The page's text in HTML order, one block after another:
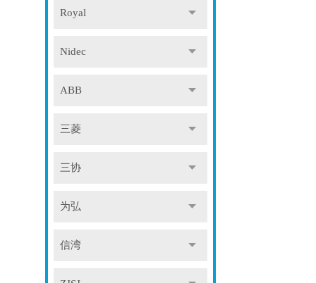
Royal
Nidec
ABB
三菱
三协
为弘
信湾